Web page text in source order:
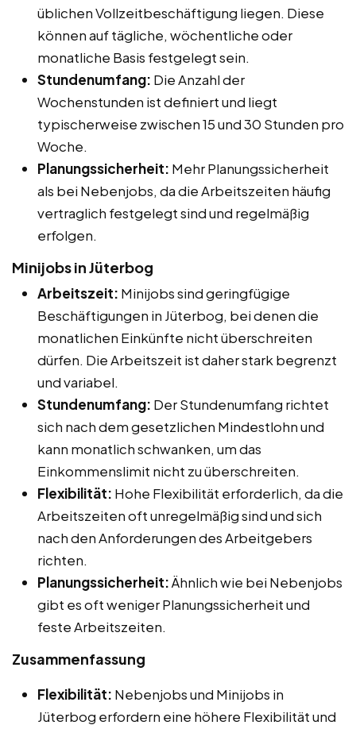
üblichen Vollzeitbeschäftigung liegen. Diese
können auf tägliche, wöchentliche oder
monatliche Basis festgelegt sein.
Stundenumfang: Die Anzahl der
Wochenstunden ist definiert und liegt
typischerweise zwischen 15 und 30 Stunden pro
Woche.
Planungssicherheit: Mehr Planungssicherheit
als bei Nebenjobs, da die Arbeitszeiten häufig
vertraglich festgelegt sind und regelmäßig
erfolgen.
Minijobs in Jüterbog
Arbeitszeit: Minijobs sind geringfügige
Beschäftigungen in Jüterbog, bei denen die
monatlichen Einkünfte nicht überschreiten
dürfen. Die Arbeitszeit ist daher stark begrenzt
und variabel.
Stundenumfang: Der Stundenumfang richtet
sich nach dem gesetzlichen Mindestlohn und
kann monatlich schwanken, um das
Einkommenslimit nicht zu überschreiten.
Flexibilität: Hohe Flexibilität erforderlich, da die
Arbeitszeiten oft unregelmäßig sind und sich
nach den Anforderungen des Arbeitgebers
richten.
Planungssicherheit:Ähnlich wie bei Nebenjobs
gibt es oft weniger Planungssicherheit und
feste Arbeitszeiten.
Zusammenfassung
Flexibilität: Nebenjobs und Minijobs in
Jüterbog erfordern eine höhere Flexibilität und